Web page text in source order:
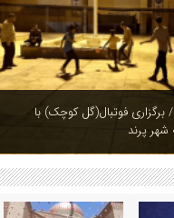
های شهر پرند در فصل بهار +